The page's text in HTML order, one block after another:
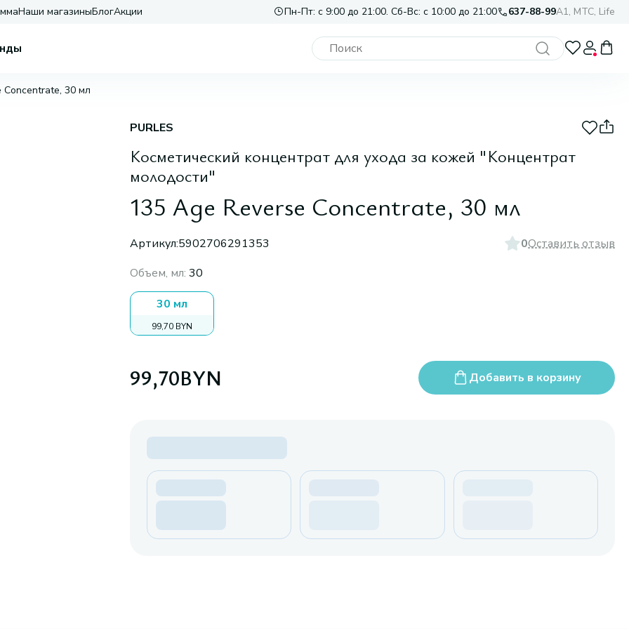
Наши магазиныБлогАкции Пн-Пт: с 9:00 до 21:00. Сб-Вс: с 10:00 до 21:00 637-88-99A1, МТС, Life
Concentrate, 30 мл
PURLES
Косметический концентрат для ухода за кожей "Концентрат
молодости"
135 Age Reverse Concentrate, 30 мл
Артикул:5902706291353 0Оставить отзыв
Объем, мл: 30
30 мл
99,70 BYN
99,70BYN Добавить в корзину